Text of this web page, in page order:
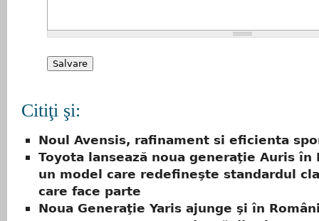
Citiţi şi:
Noul Avensis, rafinament si eficienta
Toyota lansează noua generaţie Auris în
un model care redefineşte standardul
care face parte
Noua Generaţie Yaris ajunge şi în